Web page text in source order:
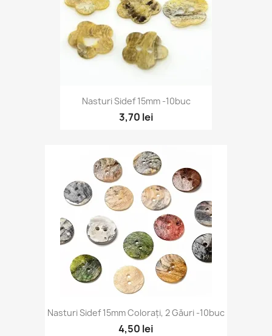
Nasturi Sidef 15mm -10buc
3,70 lei
Nasturi Sidef 15mm Colorați, 2 Găuri -10buc
4,50 lei